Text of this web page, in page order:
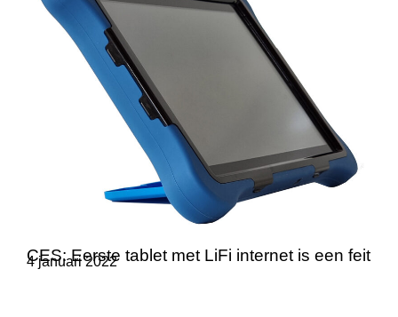
CES: Eerste tablet met LiFi internet is een feit
4 januari 2022